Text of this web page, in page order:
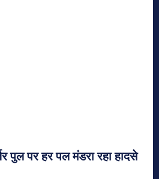
पुल पर हर पल मंडरा रहा हादसे